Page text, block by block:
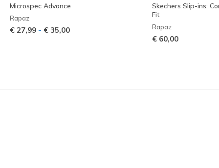
Microspec Advance
Rapaz
€ 27,99 - € 35,00
Skechers Slip-ins:
Fit
Rapaz
€ 60,00